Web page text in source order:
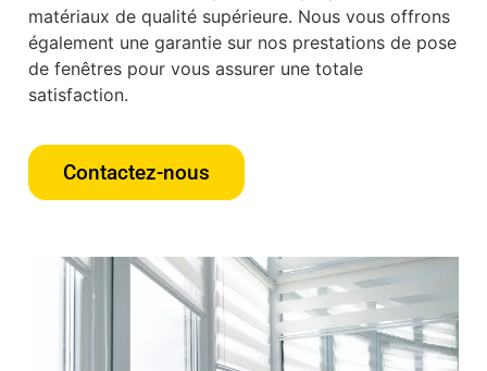
matériaux de qualité supérieure. Nous vous offrons
également une garantie sur nos prestations de pose
de fenêtres pour vous assurer une totale
satisfaction.
Contactez-nous